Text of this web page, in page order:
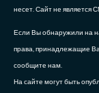
несет. Сайт не является
Если Вы обнаружили на
права, принадлежащие
сообщите нам.
На сайте могут быть